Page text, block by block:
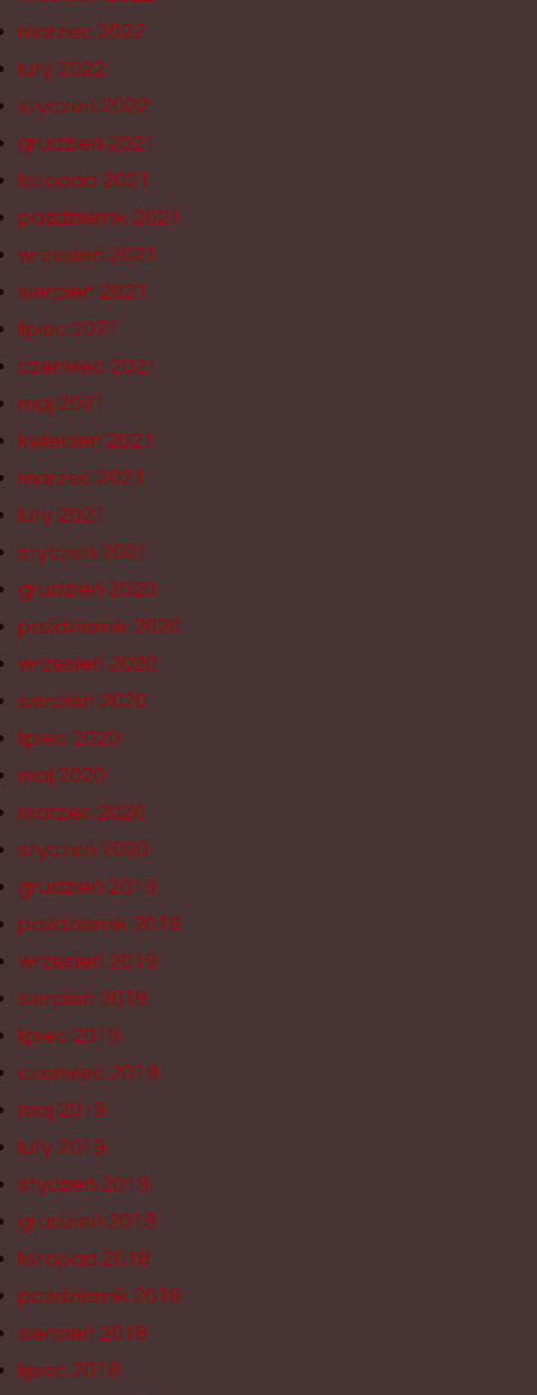
marzec 2022
luty 2022
styczeń 2022
grudzień 2021
listopad 2021
październik 2021
wrzesień 2021
sierpień 2021
lipiec 2021
czerwiec 2021
maj 2021
kwiecień 2021
marzec 2021
luty 2021
styczeń 2021
grudzień 2020
październik 2020
wrzesień 2020
sierpień 2020
lipiec 2020
maj 2020
marzec 2020
styczeń 2020
grudzień 2019
październik 2019
wrzesień 2019
sierpień 2019
lipiec 2019
czerwiec 2019
maj 2019
luty 2019
styczeń 2019
grudzień 2018
listopad 2018
październik 2018
sierpień 2018
lipiec 2018